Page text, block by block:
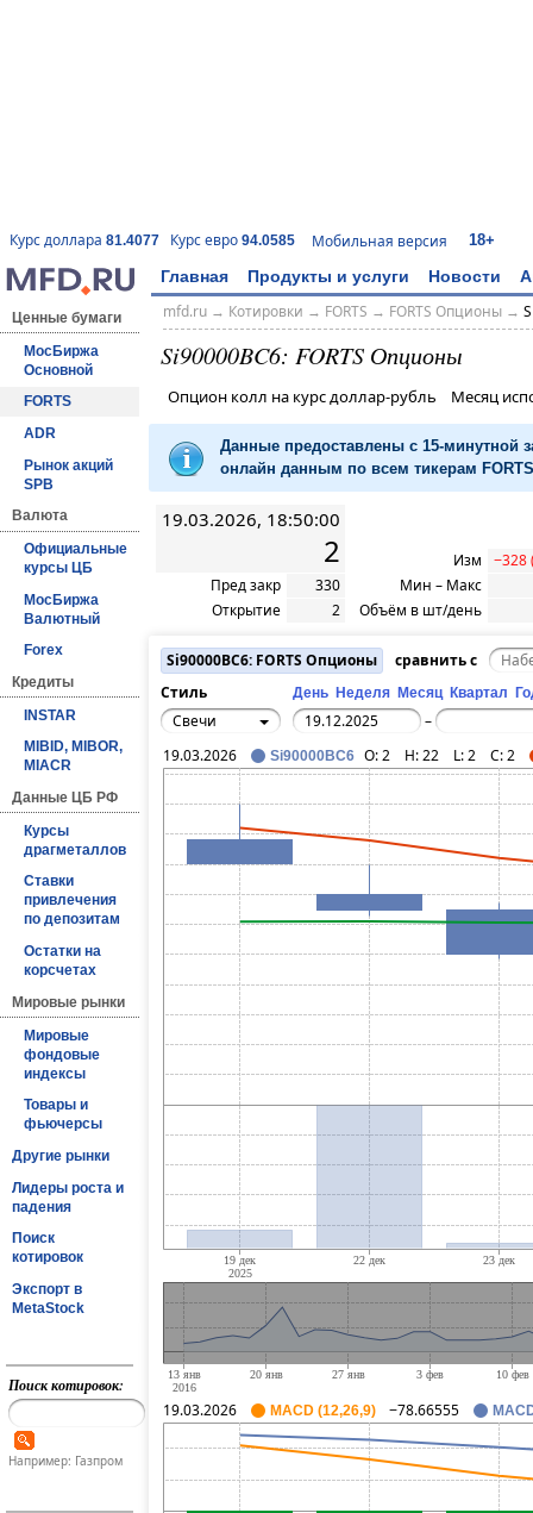
Курс доллара 81.4077 Курс евро 94.0585 Мобильная версия 18+
Главная Продукты и услуги Новости
Ценные бумаги
МосБиржа
Основной
FORTS
ADR
Рынок акций
SPB
Валюта
Официальные
курсы ЦБ
МосБиржа
Валютный
Forex
Кредиты
INSTAR
MIBID, MIBOR,
MIACR
Данные ЦБ РФ
Курсы
драгметаллов
Ставки
привлечения
по депозитам
Остатки на
корсчетах
Мировые рынки
Мировые
фондовые
индексы
Товары и
фьючерсы
Другие рынки
Лидеры роста и
падения
Поиск
котировок
Экспорт в
MetaStock
Поиск котировок:
Например: Газпром
mfd.ru→ Котировки → FORTS → FORTS Опционы→
Si90000BC6: FORTS Опционы
Опцион колл на курс доллар-рубль Месяц
Данные предоставлены с 15-минутной
онлайн данным по всем тикерам
19.03.2026, 18:50:00
2
Пред закр
330
Открытие
2
Изм
−328
Мин – Макс
Объём в шт/день
Si90000BC6: FORTS Опционы
сравнить с
Стиль
День Неделя Месяц Квартал
Свечи
–
19.03.2026
Si90000BC6 O:2 H:22 L:2 C:2
19.03.2026 MACD (12,26,9) −78.66555